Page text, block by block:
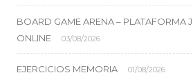
BOARD GAME ARENA – PLATAFORMA
ONLINE
03/08/2026
EJERCICIOS MEMORIA 01/08/2026